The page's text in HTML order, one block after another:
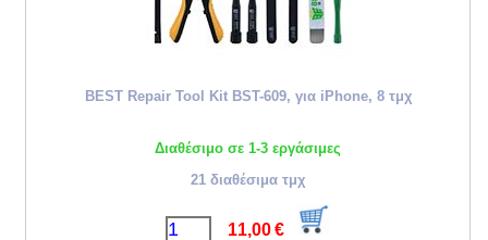
BEST Repair Tool Kit BST-609, για iPhone, 8 τμχ
Διαθέσιμο σε 1-3 εργάσιμες
21 διαθέσιμα τμχ
11,00€